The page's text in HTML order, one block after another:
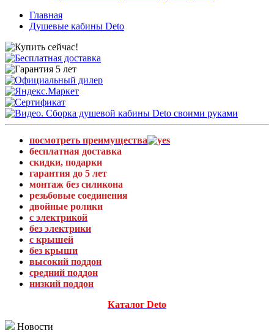
Главная
Душевые кабины Deto
посмотреть преимущества
бесплатная доставка
скидки, подарки
гарантия до 5 лет
монтаж без силикона
резьбовые соединения
двойные ролики
с электрикой
без электрики
с крышей
без крыши
высокий поддон
средний поддон
низкий поддон
Каталог Deto
Новости